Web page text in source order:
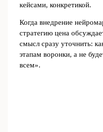
кейсами, конкретикой.
Когда внедрение
стратегию цена
смысл сразу уточнить:
этапам воронки, а не
всем».